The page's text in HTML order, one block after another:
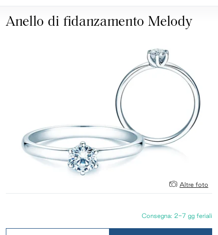
Anello di fidanzamento Melody
Altre foto
Consegna: 2-7 gg feriali